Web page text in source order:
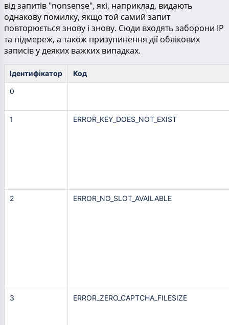
від запитів "nonsense", які, наприклад, видають
однакову помилку, якщо той самий запит
повторюється знову і знову. Сюди входять заборони ІР
та підмереж, а також призупинення дії облікових
записів у деяких важких випадках.
Ідентифікатор Код
0
1 ERROR_KEY_DOES_NOT_EXIST
2 ERROR_NO_SLOT_AVAILABLE
3 ERROR_ZERO_CAPTCHA_FILESIZE